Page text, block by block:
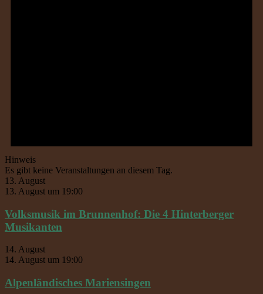
Hinweis
Es gibt keine Veranstaltungen an diesem Tag.
13. August
13. August um 19:00
Volksmusik im Brunnenhof: Die 4 Hinterberger
Musikanten
14. August
14. August um 19:00
Alpenländisches Mariensingen